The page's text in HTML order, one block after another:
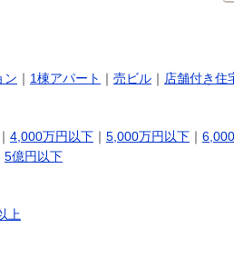
ン ｜ 1棟アパート ｜ 売ビル ｜ 店舗付き住
｜ 4,000万円以下 ｜ 5,000万円以下 ｜
5億円以下
上